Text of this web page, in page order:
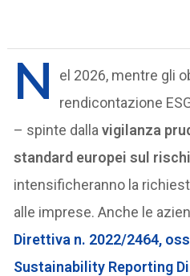
N
el 2026, mentre gli
rendicontazione
– spinte dallavigilanza
standard europei sul
intensificheranno la
alle imprese. Anche le
Direttiva n. 2022/2464,
Sustainability Reporting